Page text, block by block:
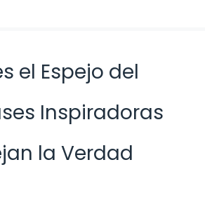
el Espejo del
Inspiradoras
la Verdad